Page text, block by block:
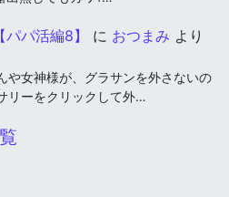
パ活編8】 に おつまみ より
や女神様が、グラサンを外さないの
リーをクリックして外…